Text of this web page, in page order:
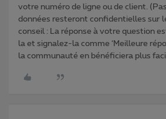
votre numéro de ligne ou de client.
données resteront confidentielles sur
conseil : La réponse à votre question
la et signalez-la comme ‘Meilleure
la communauté en bénéficiera plus